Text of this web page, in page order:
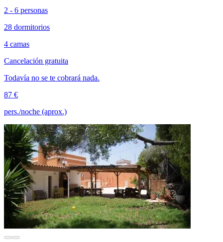
2 - 6 personas
28 dormitorios
4 camas
Cancelación gratuita
Todavía no se te cobrará nada.
87 €
pers./noche (aprox.)